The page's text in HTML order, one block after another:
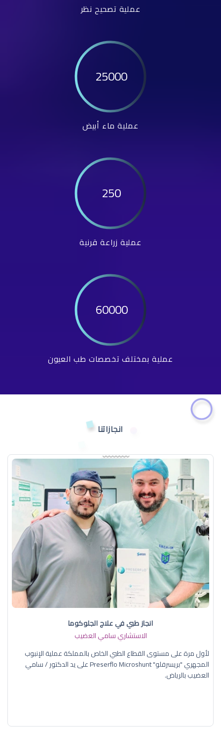
عملية تصحيح نظر
25000
عملية ماء أبيض
250
عملية زراعة قرنية
60000
عملية بمختلف تخصصات طب العيون
انجازاتنا
انجاز طبي في علاج الجلوكوما
الاستشاري سامي العضيب
لأول مرة على مستوى القطاع الطبي الخاص بالمملكة عملية الإنبوب
المجهري "بريسرفلو" Preserflo Microshunt على يد الدكتور / سامي
العضيب بالرياض.